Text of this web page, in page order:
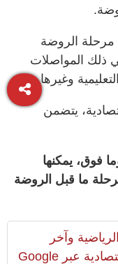
الروضة
ذلك المواصلات
وغيرها.
يتضمن
فوق، يمكنها
ما قبل الروضة
وآخر
المستجدات السياسية والإقتصادية عبر Google